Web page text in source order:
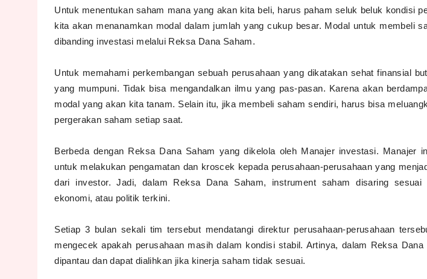
Untuk menentukan saham mana yang akan kita beli, harus paham seluk beluk kondisi
kita akan menanamkan modal dalam jumlah yang cukup besar. Modal untuk membeli
dibanding investasi melalui Reksa Dana Saham.
Untuk memahami perkembangan sebuah perusahaan yang dikatakan sehat finansial
yang mumpuni. Tidak bisa mengandalkan ilmu yang pas-pasan. Karena akan
modal yang akan kita tanam. Selain itu, jika membeli saham sendiri, harus bisa
pergerakan saham setiap saat.
Berbeda dengan Reksa Dana Saham yang dikelola oleh Manajer investasi. Manajer
untuk melakukan pengamatan dan kroscek kepada perusahaan-perusahaan yang
dari investor. Jadi, dalam Reksa Dana Saham, instrument saham disaring sesuai
ekonomi, atau politik terkini.
Setiap 3 bulan sekali tim tersebut mendatangi direktur perusahaan-perusahaan
mengecek apakah perusahaan masih dalam kondisi stabil. Artinya, dalam Reksa Dana
dipantau dan dapat dialihkan jika kinerja saham tidak sesuai.